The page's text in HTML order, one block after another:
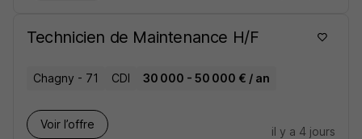
Technicien de Maintenance H/F
Chagny - 71 CDI 30 000 - 50 000 € / an
Voir l’offre
il y a 4 jours